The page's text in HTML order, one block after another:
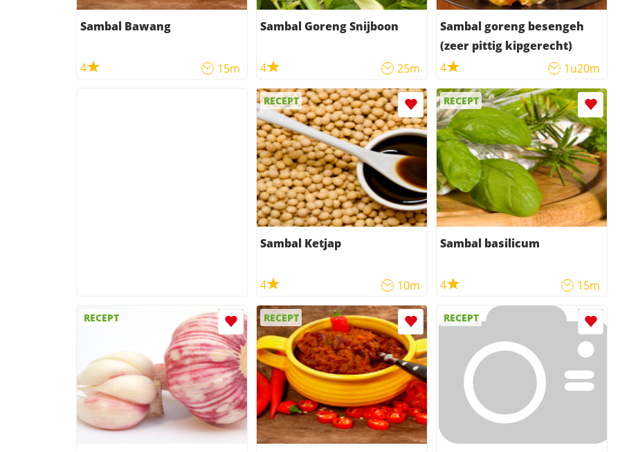
Sambal Bawang
4 15m
Sambal Goreng Snijboon
4 25m
Sambal goreng besengeh
(zeer pittig kipgerecht)
4
1u20m
RECEPT
Sambal Ketjap
4 10m
RECEPT
Sambal basilicum
4 15m
RECEPT RECEPT RECEPT